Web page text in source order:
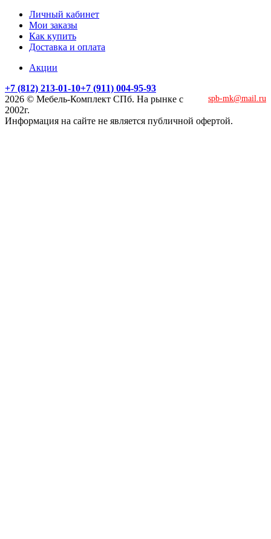
Личный кабинет
Мои заказы
Как купить
Доставка и оплата
Акции
+7 (812) 213-01-10+7 (911) 004-95-93
spb-mk@mail.ru
2026 © Мебель-Комплект СПб. На рынке с
2002г.
Информация на сайте не является публичной офертой.